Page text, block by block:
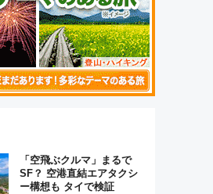
「空飛ぶクルマ」まるで
SF？ 空港直結エアタクシ
ー構想も タイで検証